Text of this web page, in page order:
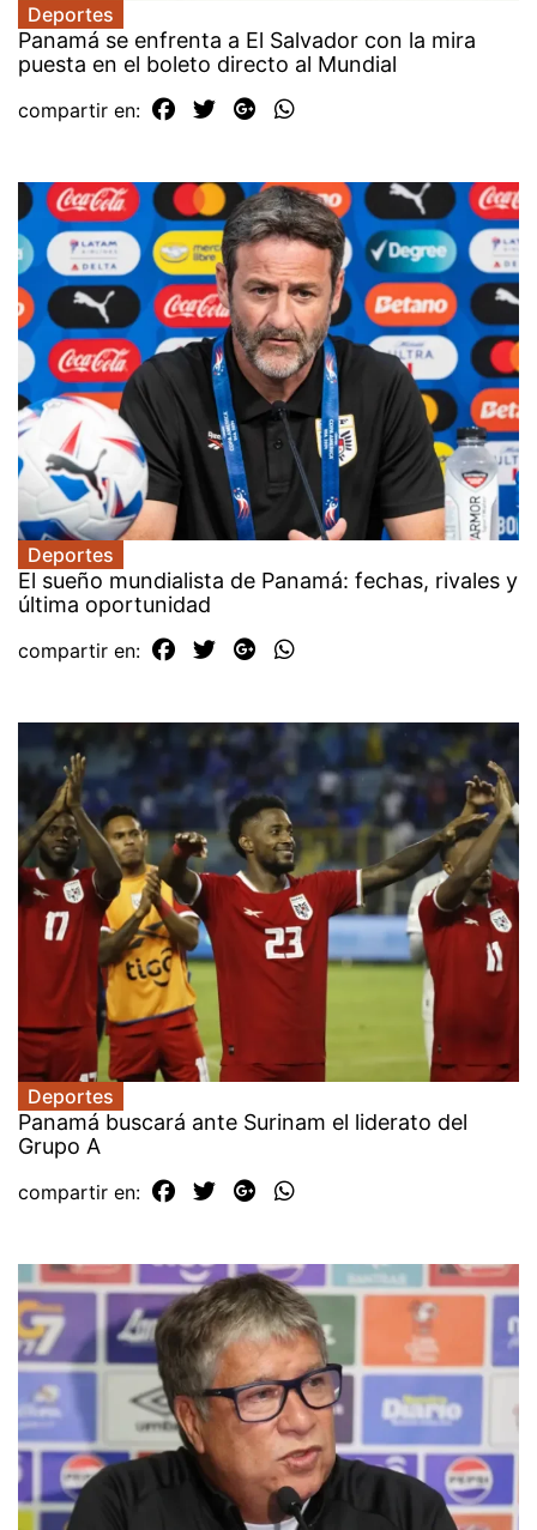
Deportes
Panamá se enfrenta a El Salvador con la mira
puesta en el boleto directo al Mundial
compartir en:
Deportes
El sueño mundialista de Panamá: fechas, rivales y
última oportunidad
compartir en:
Deportes
Panamá buscará ante Surinam el liderato del
Grupo A
compartir en: